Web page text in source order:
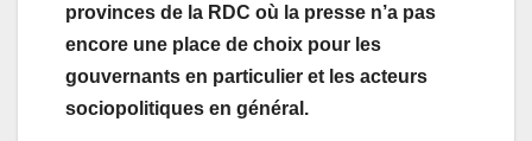
provinces de la RDC où la presse n’a pas
encore une place de choix pour les
gouvernants en particulier et les acteurs
sociopolitiques en général.